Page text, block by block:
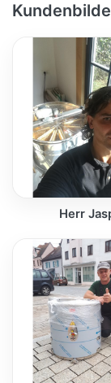
Herr